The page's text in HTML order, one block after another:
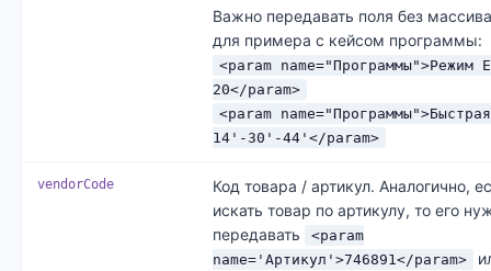
Важно передавать поля без
для примера с кейсом программы:
<param name="Программы">Режим
20</param>
<param name="Программы">Быстрая
14'-30'-44'</param>
vendorCode
Код товара / артикул. Аналогично,
искать товар по артикулу, то его
передавать
<param
name='Артикул'>746891</param>